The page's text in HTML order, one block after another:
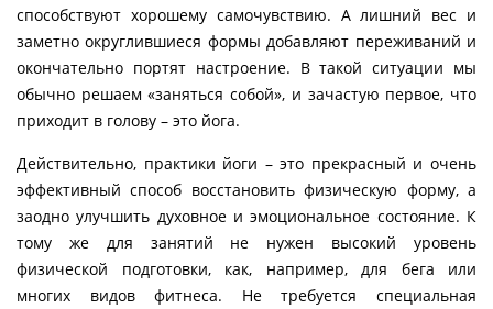
способствуют хорошему самочувствию. А лишний вес и
заметно округлившиеся формы добавляют переживаний и
окончательно портят настроение. В такой ситуации мы
обычно решаем «заняться собой», и зачастую первое, что
приходит в голову – это йога.
Действительно, практики йоги – это прекрасный и очень
эффективный способ восстановить физическую форму, а
заодно улучшить духовное и эмоциональное состояние. К
тому же для занятий не нужен высокий уровень
физической подготовки, как, например, для бега или
многих видов фитнеса. Не требуется специальная